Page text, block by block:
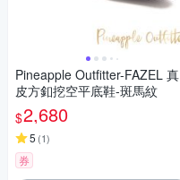
Pineapple Outfitter-FAZEL 真
皮方釦挖空平底鞋-斑馬紋
$2,680
5 (1)
券